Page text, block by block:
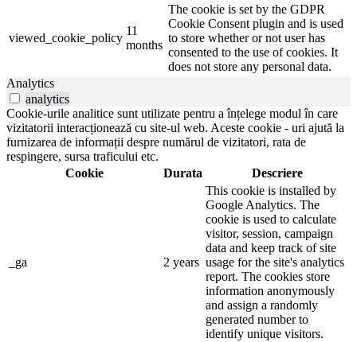
viewed_cookie_policy
11
months
The cookie is set by the GDPR
Cookie Consent plugin and is used
to store whether or not user has
consented to the use of cookies. It
does not store any personal data.
Analytics
analytics
Cookie-urile analitice sunt utilizate pentru a înțelege modul în care
vizitatorii interacționează cu site-ul web. Aceste cookie - uri ajută la
furnizarea de informații despre numărul de vizitatori, rata de
respingere, sursa traficului etc.
Cookie
Durata Descriere
_ga 2 years
This cookie is installed by
Google Analytics. The
cookie is used to calculate
visitor, session, campaign
data and keep track of site
usage for the site's analytics
report. The cookies store
information anonymously
and assign a randomly
generated number to
identify unique visitors.